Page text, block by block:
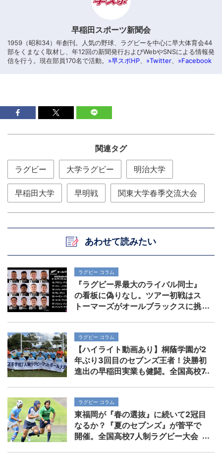
早稲田スポーツ新聞会
1959（昭和34）年創刊。人気の野球、ラグビーを中心に早大体育会44
部をくまなく取材し、年12回の新聞発行およびWebやSNSによる情報発
信を行う。現在部員170名で活動。 »早スポHP »Twitter »Facebook
関連タグ
ラグビー 大学ラグビー 明治大学
早稲田大学 早明戦 関東大学春季交流大会
あわせて読みたい
ラグビー コラム
『ラグビー界最大のライバル同士』
の看板に偽りなし。ツアー初戦はス
トーマーズがオールブラックスに挑
ラグビー コラム
【ハイライト動画あり】桐蔭学園が2
年ぶり3回目のセブンズ王者！決勝初
進出の早稲田実業も健闘。全国高校7
ラグビー コラム
東福岡が『春の選抜』に続いて2冠目
なるか？『夏のセブンズ』が菅平で
開催。全国高校7人制ラグビー大会